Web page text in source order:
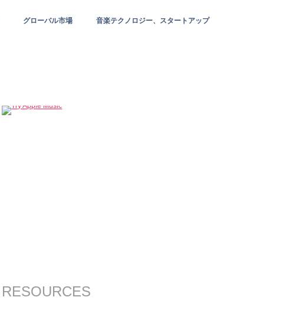
グローバル市場
音楽テクノロジー、スタートアップ
RESOURCES